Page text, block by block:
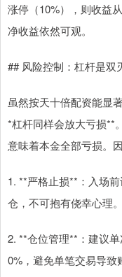
涨停（10%），则收益
净收益依然可观。
## 风险控制：杠杆是双
虽然按天十倍配资能显
*杠杆同样会放大亏损**
意味着本金全部亏损。
1. **严格止损**：入场
仓，不可抱有侥幸心理。
2. **仓位管理**：建议
0%，避免单笔交易导致